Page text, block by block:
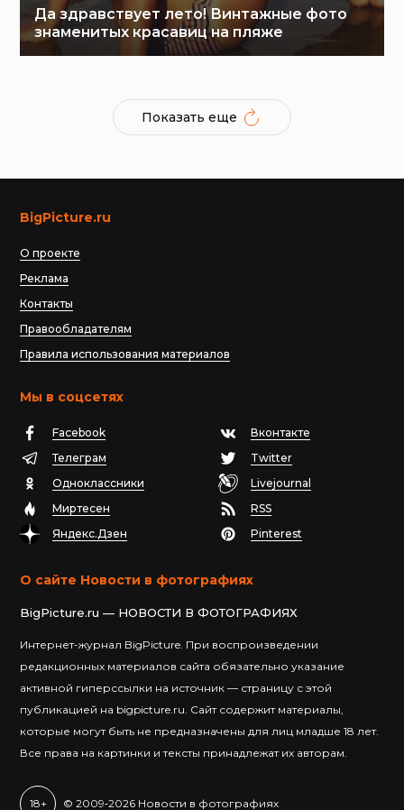
Да здравствует лето! Винтажные фото
знаменитых красавиц на пляже
Показать еще
BigPicture.ru
О проекте
Реклама
Контакты
Правообладателям
Правила использования материалов
Мы в соцсетях
Facebook
Вконтакте
Телеграм
Twitter
Одноклассники
Livejournal
Миртесен
RSS
Яндекс.Дзен
Pinterest
О сайте Новости в фотографиях
BigPicture.ru — НОВОСТИ В ФОТОГРАФИЯХ
Интернет-журнал BigPicture. При воспроизведении
редакционных материалов сайта обязательно указание
активной гиперссылки на источник — страницу с этой
публикацией на bigpicture.ru. Сайт содержит материалы,
которые могут быть не предназначены для лиц младше 18 лет.
Все права на картинки и тексты принадлежат их авторам.
18+ © 2009‐2026 Новости в фотографиях